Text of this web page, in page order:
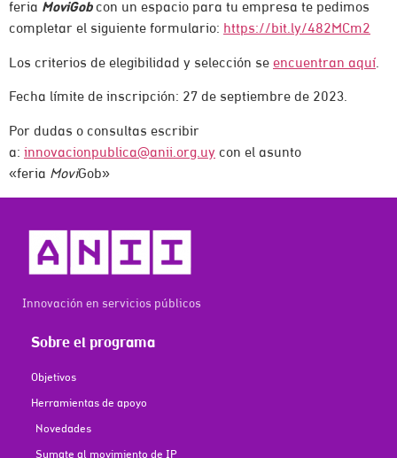
feria MoviGobcon un espacio para tu empresa te pedimos
completar el siguiente formulario: https://bit.ly/482MCm2
Los criterios de elegibilidad y selección se encuentran aquí.
Fecha límite de inscripción: 27 de septiembre de 2023.
Por dudas o consultas escribir
a: innovacionpublica@anii.org.uy con el asunto
«feria MoviGob»
Innovación en servicios públicos
Sobre el programa
Objetivos
Herramientas de apoyo
Novedades
Sumate al movimiento de IP